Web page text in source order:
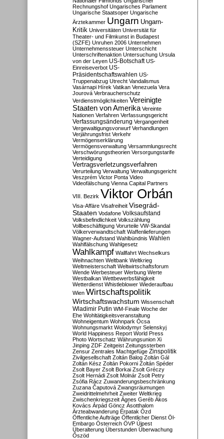
Rechnungshof Ungarisches Parlament
Ungarische Staatsoper Ungarische
Ärztekammer Ungarn Ungarn-
Kritik Universitäten Universität für
Theater- und Filmkunst in Budapest
(SZFE) Unruhen 2006 Unternehmen
Unternehmenssteuer Unterschicht
Unterschriftenaktion Untersuchung Ursula
von der Leyen US-Botschaft US-
Einreiseverbot US-
Präsidentschaftswahlen US-
Truppenabzug Utrecht Vandalismus
Vasárnapi Hírek Vatikan Venezuela Vera
Jourová Verbraucherschutz
Verdienstmöglichkeiten Vereinigte
Staaten von Amerika Vereinte
Nationen Verfahren Verfassungsgericht
Verfassungsänderung Vergangenheit
Vergewaltigungsvorwurf Verhandlungen
Verjährungsfrist Verkehr
Vermögenserklärung
Vermögensverwaltung Versammlungsrecht
Verschwörungstheorien Versorgungstarife
Verteidigung
Vertragsverletzungsverfahren
Verurteilung Verwaltung Verwaltungsgericht
Veszprém Victor Ponta Video
Videofälschung Vienna Capital Partners
VIII. Bezirk Viktor Orbán
Visa-Affäre Visafreiheit Visegrád-
Staaten Vodafone Volksaufstand
Volksbefindlichkeit Volkszählung
Vollbeschäftigung Vorurteile VW-Skandal
Völkerverwandtschaft Waffenlieferungen
Wagner-Aufstand Wahlbündnis Wahlen
Wahlfälschung Wahlgesetz
Wahlkampf Wallfahrt Wechselkurs
Weihnachten Weltbank Weltkrieg
Weltmeisterschaft Weltwirtschaftsforum
Wende Werbesteuer Werbung Werte
Westbalkan Wettbewerbsfähigkeit
Wetterdienst Whistleblower Wiederaufbau
Wien Wirtschaftspolitik
Wirtschaftswachstum Wissenschaft
Wladimir Putin WM-Finale Woche der
Ehe Wohltätigkeitsveranstaltung
Wohneigentum Wohnpark Ócsa
Wohnungsmarkt Wolodymyr Selenskyj
World Happiness Report World Press
Photo Wortschatz Währungsunion Xi
Jinping ZDF Zeitgeist Zeitungssterben
Zensur Zentrales Machtgefüge Zinspolitik
Zivilgesellschaft Zoltán Balog Zoltán Gál
Zoltán Kész Zoltán Pokorni Zoltán Spéder
Zsolt Bayer Zsolt Borkai Zsolt Gréczy
Zsolt Hernádi Zsolt Molnár Zsolt Petry
Zsófia Rácz Zuwanderungsbeschränkung
Zuzana Čaputová Zwangsräumungen
Zweidrittelmehrheit Zweiter Weltkrieg
Zwischenkriegszeit Ágnes Geréb Ákos
Kovács Árpád Göncz Ásotthalom
Ärzteabwanderung Érpatak Ózd
Öffentliche Aufträge Öffentlicher Dienst Öl-
Embargo Österreich ÖVP Újpest
Überalterung Überstunden Überwachung
Őszöd